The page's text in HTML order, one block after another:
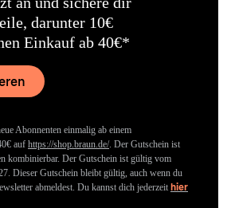
darunter 10€
Einkauf ab 40€*
Abonnenten einmalig ab einem
auf https://shop.braun.de/. Der Gutschein ist
kombinierbar. Der Gutschein ist gültig vom
Dieser Gutschein bleibt gültig, auch wenn du
abmeldest. Du kannst dich jederzeit hier